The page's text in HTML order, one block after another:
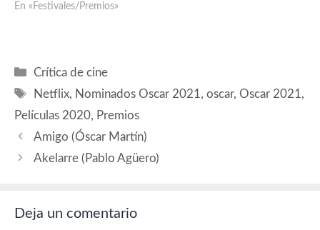
americanos madrugarán
emoción e intriga, pues,
visto ya que El Orfanato…
En «Festivales/Premios»
Categorías
Crítica de cine
Etiquetas
Netflix, Nominados Oscar 2021,oscar,Oscar 2021,
Películas 2020, Premios
Amigo (Óscar Martín)
Akelarre (Pablo Agüero)
Deja un comentario